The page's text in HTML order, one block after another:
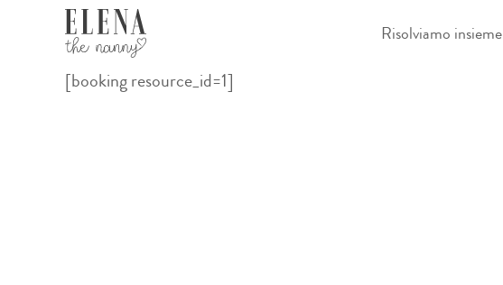
contenuto
Risolviamo insieme
[booking resource_id=1]